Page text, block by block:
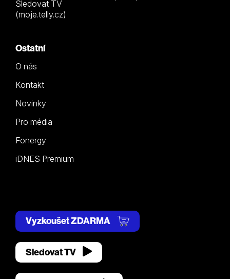
Sledovat TV
(moje.telly.cz)
Ostatní
O nás
Kontakt
Novinky
Pro média
Fonergy
iDNES Premium
Vyzkoušet ZDARMA
Sledovat TV